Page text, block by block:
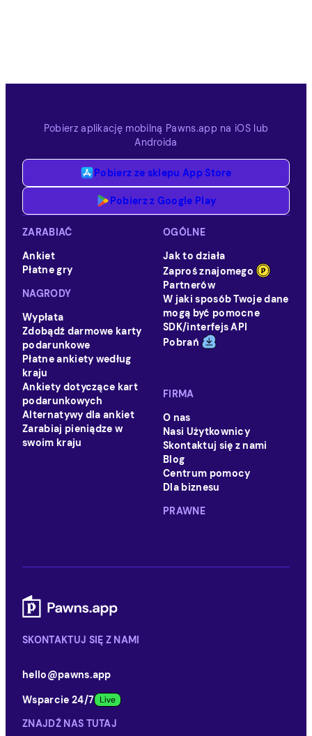
Pobierz aplikację mobilną Pawns.app na iOS lub
Androida
Pobierz ze sklepu App Store
Pobierz z Google Play
SKONTAKTUJ SIĘ Z NAMI
hello@pawns.app
Wsparcie 24/7
ZNAJDŹ NAS TUTAJ
ZARABIAĆ
Ankiet
Płatne gry
NAGRODY
Wypłata
Zdobądź darmowe karty
podarunkowe
Płatne ankiety według
kraju
Ankiety dotyczące kart
podarunkowych
Alternatywy dla ankiet
Zarabiaj pieniądze w
swoim kraju
OGÓLNE
Jak to działa
Zaproś znajomego
Partnerów
W jaki sposób Twoje dane
mogą być pomocne
SDK/interfejs API
Pobrań
FIRMA
O nas
Nasi Użytkownicy
Skontaktuj się z nami
Blog
Centrum pomocy
Dla biznesu
PRAWNE